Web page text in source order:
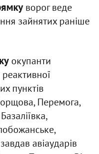
ворог веде
зайнятих раніше
окупанти
реактивної
пунктів
Перемога,
авіаударів